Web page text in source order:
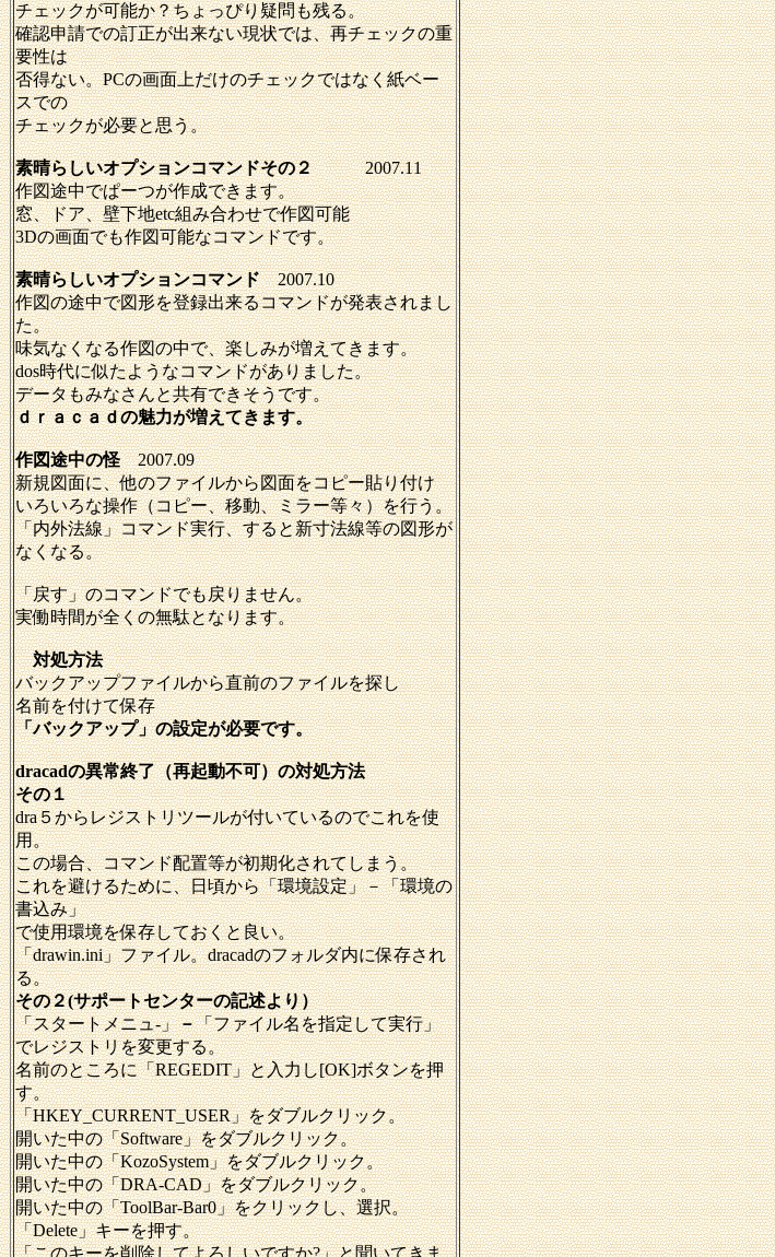
チェックが可能か？ちょっぴり疑問も残る。
確認申請での訂正が出来ない現状では、再チェックの重
要性は
否得ない。PCの画面上だけのチェックではなく紙ベー
スでの
チェックが必要と思う。
素晴らしいオプションコマンドその２2007.11
作図途中でぱーつが作成できます。
窓、ドア、壁下地etc組み合わせで作図可能
3Dの画面でも作図可能なコマンドです。
素晴らしいオプションコマンド2007.10
作図の途中で図形を登録出来るコマンドが発表されまし
た。
味気なくなる作図の中で、楽しみが増えてきます。
dos時代に似たようなコマンドがありました。
データもみなさんと共有できそうです。
ｄｒａｃａｄの魅力が増えてきます。
作図途中の怪2007.09
新規図面に、他のファイルから図面をコピー貼り付け
いろいろな操作（コピー、移動、ミラー等々）を行う。
「内外法線」コマンド実行、すると新寸法線等の図形が
なくなる。
「戻す」のコマンドでも戻りません。
実働時間が全くの無駄となります。
対処方法
バックアップファイルから直前のファイルを探し
名前を付けて保存
「バックアップ」の設定が必要です。
dracadの異常終了（再起動不可）の対処方法
その１
dra５からレジストリツールが付いているのでこれを使
用。
この場合、コマンド配置等が初期化されてしまう。
これを避けるために、日頃から「環境設定」－「環境の
書込み」
で使用環境を保存しておくと良い。
「drawin.ini」ファイル。dracadのフォルダ内に保存され
る。
その２(サポートセンターの記述より）
「スタートメニュ-」－「ファイル名を指定して実行」
でレジストリを変更する。
名前のところに「REGEDIT」と入力し[OK]ボタンを押
す。
「HKEY_CURRENT_USER」をダブルクリック。
開いた中の「Software」をダブルクリック。
開いた中の「KozoSystem」をダブルクリック。
開いた中の「DRA-CAD」をダブルクリック。
開いた中の「ToolBar-Bar0」をクリックし、選択。
「Delete」キーを押す。
「このキーを削除してよろしいですか?」と聞いてきま